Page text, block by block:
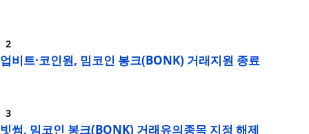
업비트·코인원, 밈코인 봉크(BONK) 거래지원 종료
빗썸, 밈코인 봉크(BONK) 거래유의종목 지정 해제